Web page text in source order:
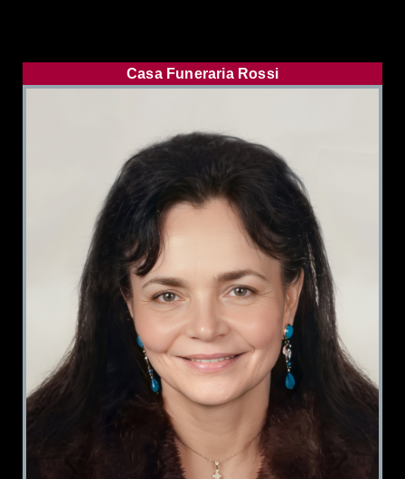
Casa Funeraria Rossi